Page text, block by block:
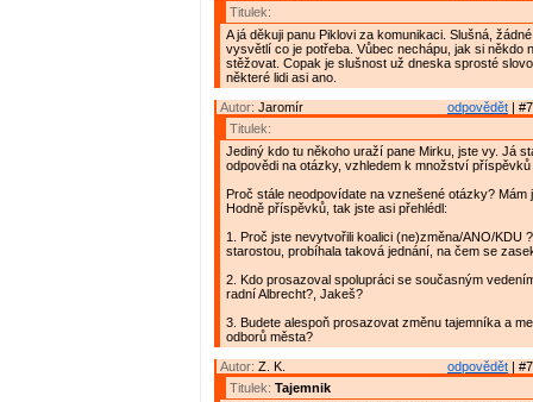
Titulek:
A já děkuji panu Piklovi za komunikaci. Slušná,
vysvětlí co je potřeba. Vůbec nechápu, jak si někdo
stěžovat. Copak je slušnost už dneska sprosté
některé lidi asi ano.
odpovědět |
Autor: Jaromír
Titulek:
Jediný kdo tu někoho uraží pane Mirku, jste vy. Já
odpovědi na otázky, vzhledem k množství příspěvků
Proč stále neodpovídate na vznešené otázky? Mám
Hodně příspěvků, tak jste asi přehlédl:
1. Proč jste nevytvořili koalici (ne)změna/ANO/KDU
starostou, probíhala taková jednání, na čem se
2. Kdo prosazoval spolupráci se současným
radní Albrecht?, Jakeš?
3. Budete alespoň prosazovat změnu tajemníka a
odborů města?
odpovědět |
Autor: Z. K.
Titulek: Tajemnik